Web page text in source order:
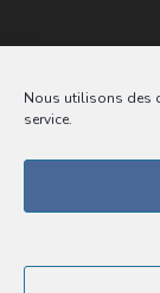
Nous utilisons des
service.
Suivez